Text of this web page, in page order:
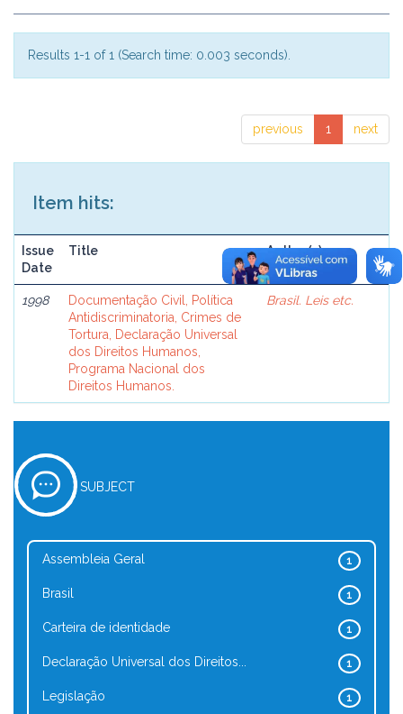
Results 1-1 of 1 (Search time: 0.003 seconds).
previous 1 next
Item hits:
Issue
Date
Title Author(s)
1998
Documentação Civil, Política
Antidiscriminatoria, Crimes de
Tortura, Declaração Universal
dos Direitos Humanos,
Programa Nacional dos
Direitos Humanos.
Brasil. Leis etc.
SUBJECT
1
Assembleia Geral
1
Brasil
1
Carteira de identidade
1
Declaração Universal dos Direitos...
1
Legislação